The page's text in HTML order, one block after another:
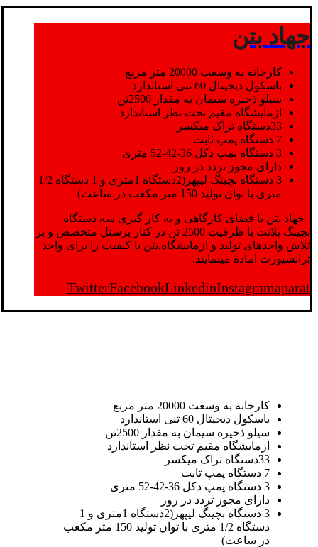
جهاد بتن
کارخانه به وسعت 20000 متر مربع
باسکول دیجیتال 60 تنی استاندارد
سیلو ذخیره سیمان به مقدار 2500تن
ازمایشگاه مقیم تحت نظر استاندارد
33دستگاه تراک میکسر
7 دستگاه پمپ ثابت
3 دستگاه پمپ دکل 36-42-52 متری
دارای مجوز تردد در روز
3 دستگاه بچینگ لیپهر(2دستگاه 1متری و 1 دستگاه 1/2
متری با توان تولید 150 متر مکعب در ساعت)
جهاد بتن با فضای کارگاهی و به کار گیری سه دستگاه
بچینگ پلانت با ظرفیت 2500 تن در کنار پرسنل متخصص و پر
تلاش واحدهای تولید و ازمایشگاه,بتن با کیفیت را برای واحد
ترانسپورت اماده مینمایند.
TwitterFacebookLinkedinInstagramaparat
کارخانه به وسعت 20000 متر مربع
باسکول دیجیتال 60 تنی استاندارد
سیلو ذخیره سیمان به مقدار 2500تن
ازمایشگاه مقیم تحت نظر استاندارد
33دستگاه تراک میکسر
7 دستگاه پمپ ثابت
3 دستگاه پمپ دکل 36-42-52 متری
دارای مجوز تردد در روز
3 دستگاه بچینگ لیپهر(2دستگاه 1متری و 1
دستگاه 1/2 متری با توان تولید 150 متر مکعب
در ساعت)